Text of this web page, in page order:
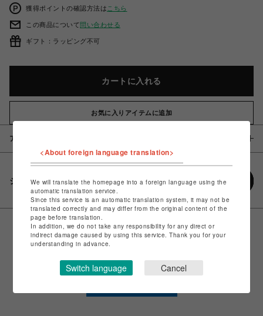
獲得ポイントの確認方法は こちら
この商品について問い合わせる
ギフト：ラッピング不可
カートに入れる
お気に入りアイテムに追加
アイテム説明 / 素材
シェアする
<About foreign language translation>
We will translate the homepage into a foreign language using the
automatic translation service.
Since this service is an automatic translation system, it may not be
translated correctly and may differ from the original content of the
page before translation.
In addition, we do not take any responsibility for any direct or
indirect damage caused by using this service. Thank you for your
understanding in advance.
Switch language Cancel